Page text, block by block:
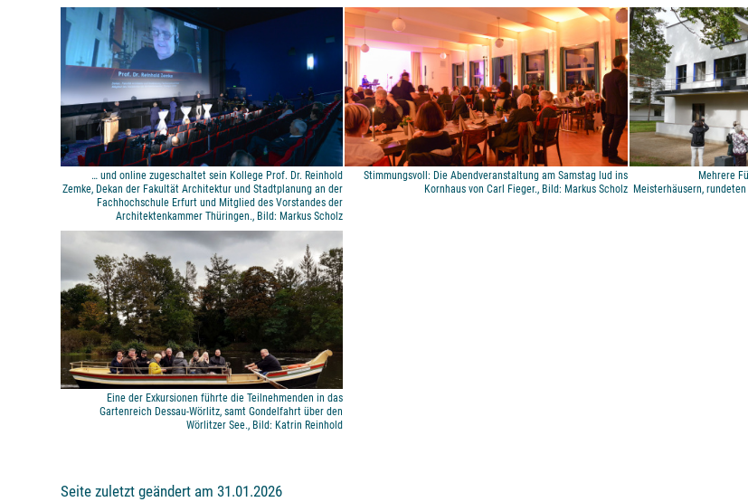
… und online zugeschaltet sein Kollege Prof. Dr. Reinhold
Zemke, Dekan der Fakultät Architektur und Stadtplanung an der
Fachhochschule Erfurt und Mitglied des Vorstandes der
Architektenkammer Thüringen., Bild: Markus Scholz
Stimmungsvoll: Die Abendveranstaltung am Samstag lud ins
Kornhaus von Carl Fieger., Bild: Markus Scholz
Mehrere
Meisterhäusern,
Eine der Exkursionen führte die Teilnehmenden in das
Gartenreich Dessau-Wörlitz, samt Gondelfahrt über den
Wörlitzer See., Bild: Katrin Reinhold
Seite zuletzt geändert am 31.01.2026